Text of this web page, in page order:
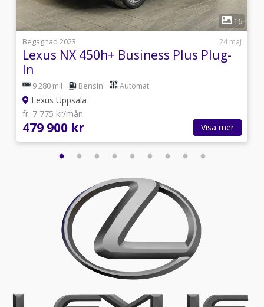
1
16
Begagnad 2023
24 maj
Lexus NX 450h+ Business Plus Plug-
In
9 280 mil Bensin Automat
Lexus Uppsala
fr. 7 775 kr/mån
479 900 kr Visa mer